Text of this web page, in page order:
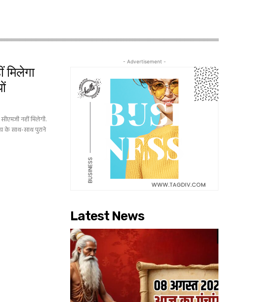
मिलेगा
नहीं मिलेगी.
के साथ-साथ पुराने
- Advertisement -
Latest News